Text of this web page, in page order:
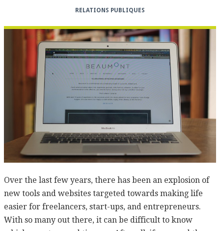
RELATIONS PUBLIQUES
Over the last few years, there has been an explosion of
new tools and websites targeted towards making life
easier for freelancers, start-ups, and entrepreneurs.
With so many out there, it can be difficult to know